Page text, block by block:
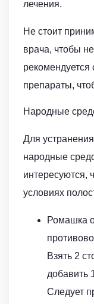
лечения.
Не стоит
врача, чтобы
препараты,
Народные
Для
народные
интересуются,
условиях
Ромашка
Взять 2
добавить
Следует